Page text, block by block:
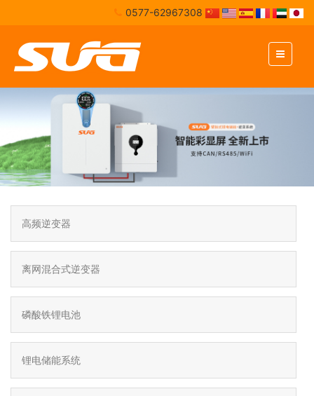
0577-62967308
高频逆变器
离网混合式逆变器
磷酸铁锂电池
锂电储能系统